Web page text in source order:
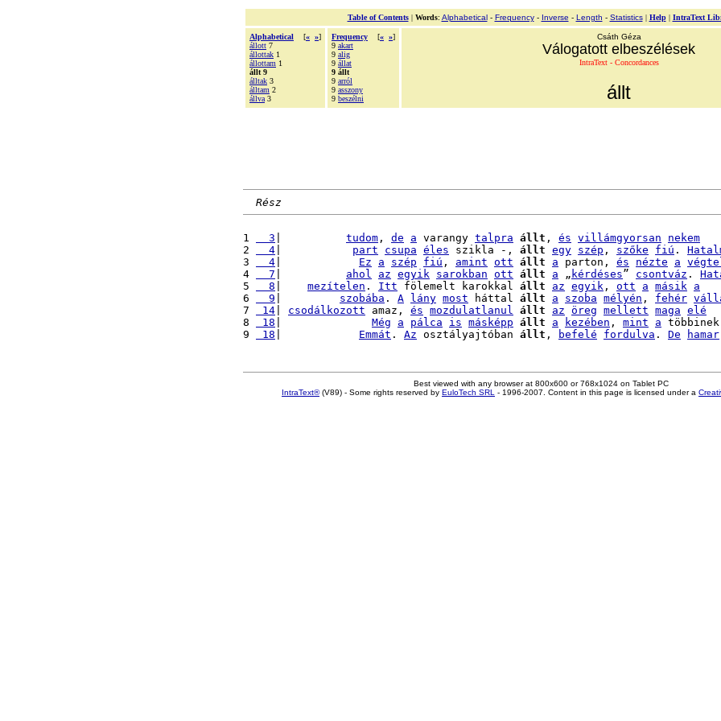
Table of Contents| Words: Alphabetical- Frequency- Inverse - Length - Statistics| Help| IntraText
Alphabetical [« »]
állott 7
állottak 1
állottam 1
állt 9
álltak 3
álltam 2
állva 3
Frequency [« »]
9 akart
9 alig
9 állat
9 állt
9 arról
9 asszony
9 beszélni
Csáth Géza
Válogatott elbeszélések
IntraText - Concordances
állt
Rész
1
  3
tudom , de a varangy talpra állt , és villámgyorsan
nekem
2
  4
part csupa éles szikla -, állt egy szép , szőke fiú .
3
  4
Ez a szép fiú , amint ott állt a parton, és nézte a
4
  7
ahol az egyik sarokban ott állt a „ kérdéses” csontváz .
5
  8
mezítelen . Itt fölemelt karokkal állt az egyik , ott a másik a
6
  9
szobába . A lány most háttal állt a szoba mélyén , fehér
7
14 csodálkozott amaz, és mozdulatlanul állt az öreg mellett maga elé
8
18 Még a pálca is másképp állt a kezében , mint a
9
18 Emmát . Az osztályajtóban állt , befelé fordulva . De hamar
Best viewed with any browser at 800x600 or 768x1024 on Tablet PC
IntraText®(V89) - Some rights reserved by EuloTech SRL - 1996-2007. Content in this page is licensed under a